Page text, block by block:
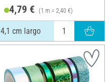
4,79 € (1 m = 2,40 €)
4,1 cm largo